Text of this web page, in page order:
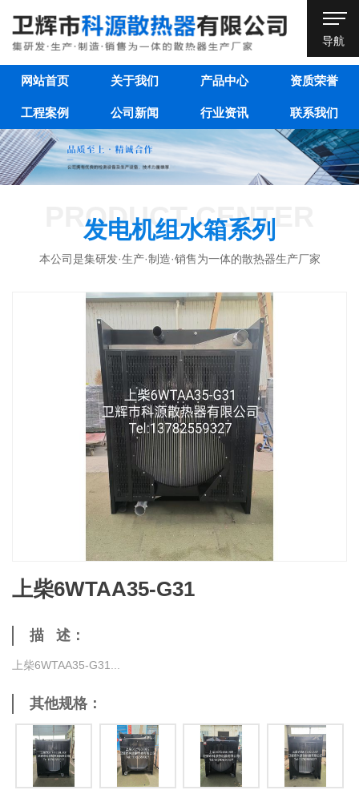
导航
网站首页 关于我们 产品中心 资质荣誉
工程案例 公司新闻 行业资讯 联系我们
PRODUCT CENTER
发电机组水箱系列
本公司是集研发·生产·制造·销售为一体的散热器生产厂家
上柴6WTAA35-G31
描 述：
上柴6WTAA35-G31...
其他规格：